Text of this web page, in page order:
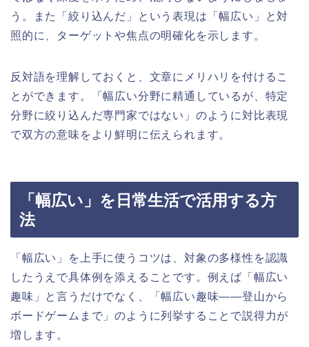
う。また「絞り込んだ」という表現は「幅広い」と対
照的に、ターゲットや焦点の明確化を示します。
反対語を理解しておくと、文章にメリハリを付けるこ
とができます。「幅広い分野に精通しているが、特定
分野に絞り込んだ専門家ではない」のように対比表現
で双方の意味をより鮮明に伝えられます。
「幅広い」を日常生活で活用する方
法
「幅広い」を上手に使うコツは、対象の多様性を認識
したうえで具体例を添えることです。例えば「幅広い
趣味」と言うだけでなく、「幅広い趣味——登山から
ボードゲームまで」のように列挙することで説得力が
増します。